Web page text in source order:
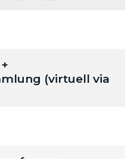
(virtuell via